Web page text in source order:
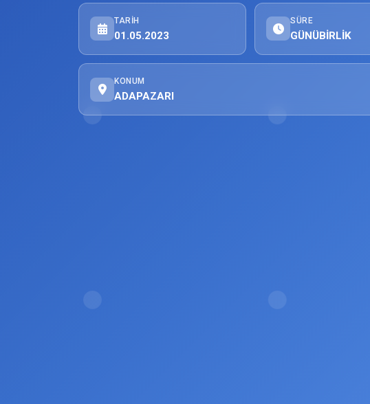
TARIH
01.05.2023
SÜRE
GÜNÜBİRLİK
KONUM
ADAPAZARI